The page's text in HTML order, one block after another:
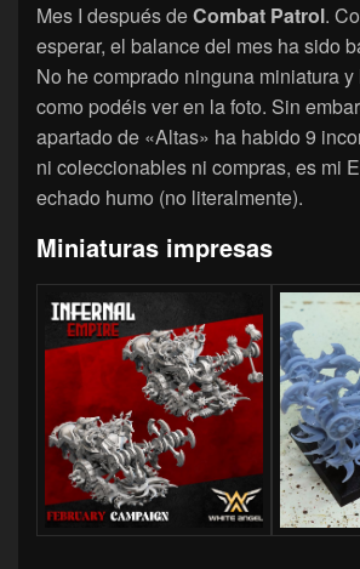
Mes I después deCombat Patrol.
esperar, el balance del mes ha sido
No he comprado ninguna miniatura
como podéis ver en la foto. Sin
apartado de «Altas» ha habido 9
ni coleccionables ni compras, es mi
echado humo (no literalmente).
Miniaturas impresas